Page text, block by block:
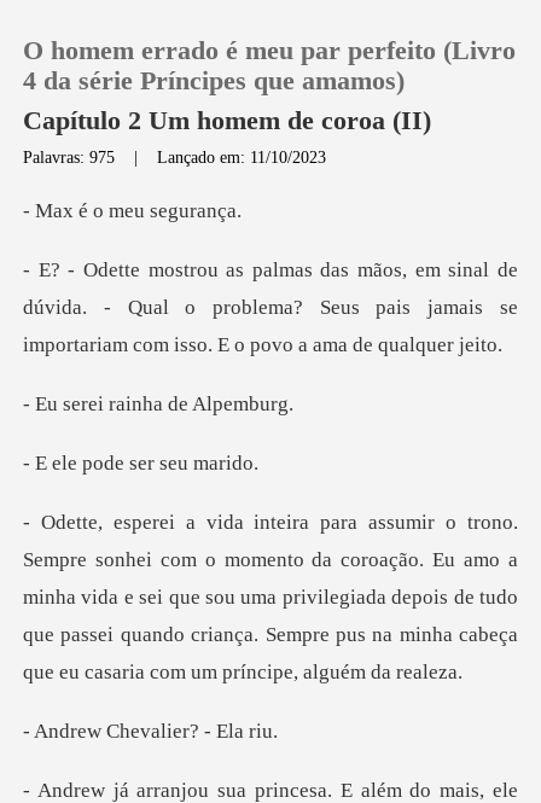
Histórico
Baixar App
O homem errado é meu par perfeito (Livro
4 da série Príncipes que amamos)
Capítulo 2 Um homem de coroa (II)
Palavras: 975 |Lançado em: 11/10/2023
o meu se
e
dúvida. - Qual o problema? Seus pais jamais se
imp
rainha de
ode ser s
oação. Eu amo a
minha vida e sei que sou uma privilegiada depois de tudo
que passei quand
hevalier?
incesa. E além do mais, ele